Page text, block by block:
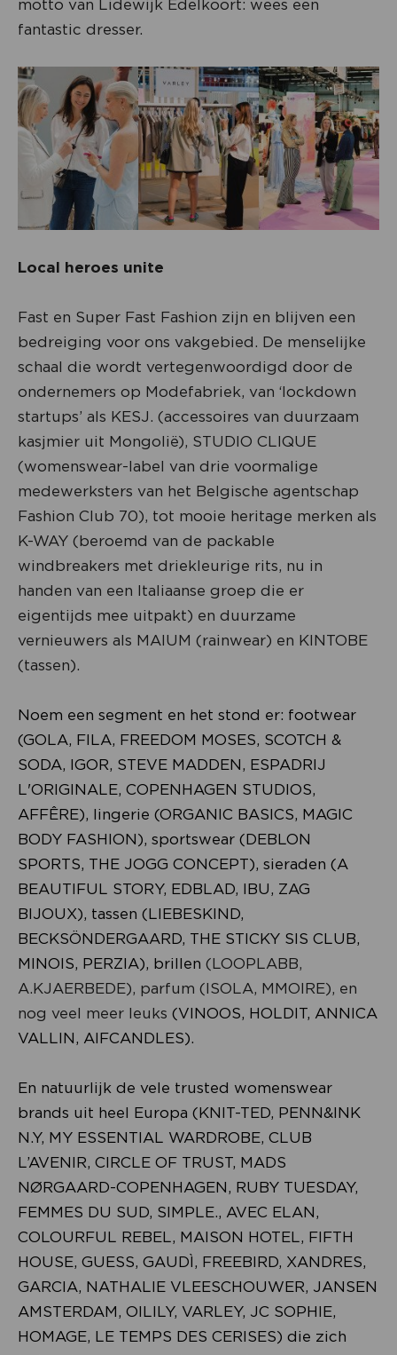
motto van Lidewijk Edelkoort: wees een
fantastic dresser.
Local heroes unite
Fast en Super Fast Fashion zijn en blijven een
bedreiging voor ons vakgebied. De menselijke
schaal die wordt vertegenwoordigd door de
ondernemers op Modefabriek, van ‘lockdown
startups’ als KESJ. (accessoires van duurzaam
kasjmier uit Mongolië), STUDIO CLIQUE
(womenswear-label van drie voormalige
medewerksters van het Belgische agentschap
Fashion Club 70), tot mooie heritage merken als
K-WAY (beroemd van de packable
windbreakers met driekleurige rits, nu in
handen van een Italiaanse groep die er
eigentijds mee uitpakt) en duurzame
vernieuwers als MAIUM (rainwear) en KINTOBE
(tassen).
Noem een segment en het stond er: footwear
(GOLA, FILA, FREEDOM MOSES, SCOTCH &
SODA, IGOR, STEVE MADDEN, ESPADRIJ
L'ORIGINALE, COPENHAGEN STUDIOS,
AFFÊRE), lingerie (ORGANIC BASICS, MAGIC
BODY FASHION), sportswear (DEBLON
SPORTS, THE JOGG CONCEPT), sieraden (A
BEAUTIFUL STORY, EDBLAD, IBU, ZAG
BIJOUX), tassen (LIEBESKIND,
BECKSÖNDERGAARD, THE STICKY SIS CLUB,
MINOIS, PERZIA), brillen (LOOPLABB,
A.KJAERBEDE), parfum (ISOLA, MMOIRE), en
nog veel meer leuks (VINOOS, HOLDIT, ANNICA
VALLIN, AIFCANDLES).
En natuurlijk de vele trusted womenswear
brands uit heel Europa (KNIT-TED, PENN&INK
N.Y, MY ESSENTIAL WARDROBE, CLUB
L’AVENIR, CIRCLE OF TRUST, MADS
NØRGAARD-COPENHAGEN, RUBY TUESDAY,
FEMMES DU SUD, SIMPLE., AVEC ELAN,
COLOURFUL REBEL, MAISON HOTEL, FIFTH
HOUSE, GUESS, GAUDÌ, FREEBIRD, XANDRES,
GARCIA, NATHALIE VLEESCHOUWER, JANSEN
AMSTERDAM, OILILY, VARLEY, JC SOPHIE,
HOMAGE, LE TEMPS DES CERISES) die zich